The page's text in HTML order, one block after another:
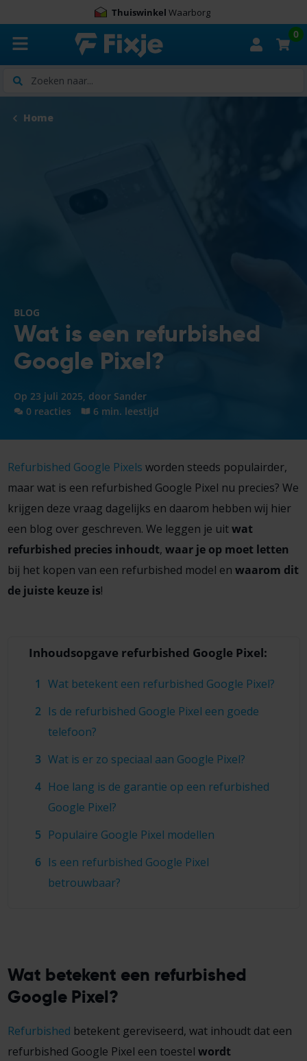
Thuiswinkel Waarborg
Zoeken
0
Home
BLOG
Wat is een refurbished
Google Pixel?
Op 23 juli 2025, door Sander
0 reacties
6 min. leestijd
Refurbished Google Pixels worden steeds populairder,
maar wat is een refurbished Google Pixel nu precies? We
krijgen deze vraag dagelijks en daarom hebben wij hier
een blog over geschreven. We leggen je uitwat
refurbished precies inhoudt, waar je op moet letten
bij het kopen van een refurbished model en waarom dit
de juiste keuze is!
Inhoudsopgave refurbished Google Pixel:
Wat betekent een refurbished Google Pixel?
Is de refurbished Google Pixel een goede
telefoon?
Wat is er zo speciaal aan Google Pixel?
Hoe lang is de garantie op een refurbished
Google Pixel?
Populaire Google Pixel modellen
Is een refurbished Google Pixel
betrouwbaar?
Wat betekent een refurbished
Google Pixel?
Refurbished betekent gereviseerd, wat inhoudt dat een
refurbished Google Pixel een toestel wordt